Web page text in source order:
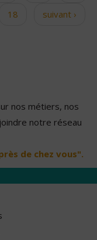
18
suivant ›
nos métiers, nos
notre réseau
de chez vous".